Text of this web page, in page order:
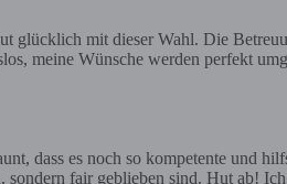
mit dieser Wahl. Die
meine Wünsche werden perfekt
dass es noch so kompetente und
fair geblieben sind. Hut ab!